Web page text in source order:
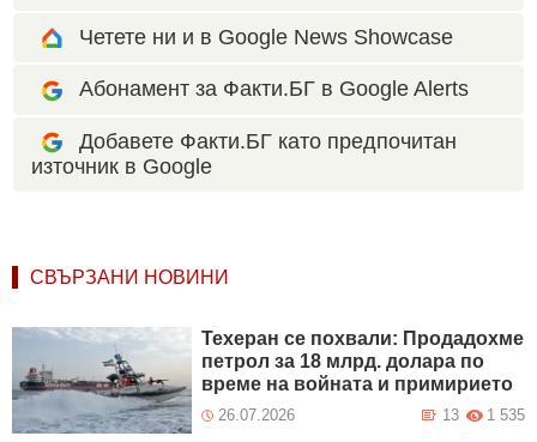
Четете ни и в Google News Showcase
Абонамент за Факти.БГ в Google Alerts
Добавете Факти.БГ като предпочитан
източник в Google
СВЪРЗАНИ НОВИНИ
Техеран се похвали: Продадохме
петрол за 18 млрд. долара по
време на войната и примирието
26.07.2026 1 535
13